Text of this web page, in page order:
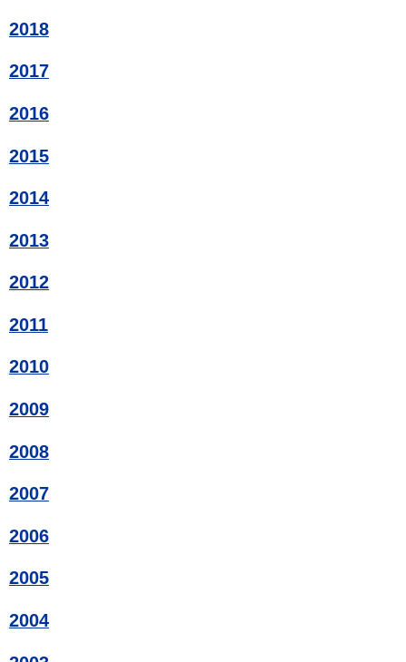
2018
2017
2016
2015
2014
2013
2012
2011
2010
2009
2008
2007
2006
2005
2004